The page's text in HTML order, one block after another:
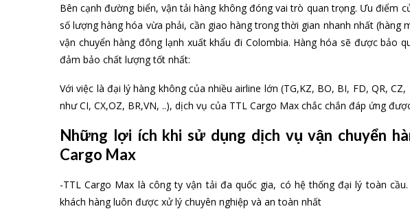
Bên cạnh đường biển, vận tải hàng không đóng vai trò quan trọng. Ưu điểm
số lượng hàng hóa vừa phải, cần giao hàng trong thời gian nhanh nhất (hàng
vận chuyển hàng đông lạnh xuất khẩu đi Colombia. Hàng hóa sẽ được bảo
đảm bảo chất lượng tốt nhất:
Với việc là đại lý hàng không của nhiều airline lớn (TG,KZ, BO, BI, FD, QR,
như CI, CX,OZ, BR,VN, ..), dịch vụ của TTL Cargo Max chắc chắn đáp ứng
Những lợi ích khi sử dụng dịch vụ vận chuyển
Cargo Max
-TTL Cargo Max là công ty vận tải đa quốc gia, có hệ thống đại lý toàn
khách hàng luôn được xử lý chuyên nghiệp và an toàn nhất